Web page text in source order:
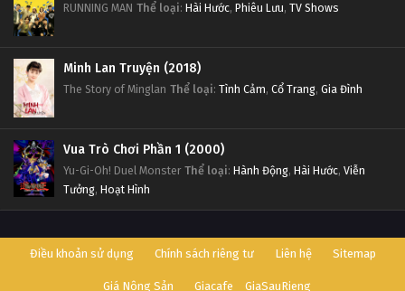
RUNNING MAN Thể loại: Hài Hước, Phiêu Lưu, TV Shows
Minh Lan Truyện (2018)
The Story of Minglan Thể loại: Tình Cảm, Cổ Trang, Gia Đình
Vua Trò Chơi Phần 1 (2000)
Yu-Gi-Oh! Duel Monster Thể loại: Hành Động, Hài Hước, Viễn
Tưởng, Hoạt Hình
Điều khoản sử dụng Chính sách riêng tư Liên hệ Sitemap
Giá Nông Sản Giacafe GiaSauRieng